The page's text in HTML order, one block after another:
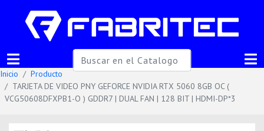
Inicio
Producto
TARJETA DE VIDEO PNY GEFORCE NVIDIA RTX 5060 8GB OC (
VCG50608DFXPB1-O ) GDDR7 | DUAL FAN | 128 BIT | HDMI-DP*3